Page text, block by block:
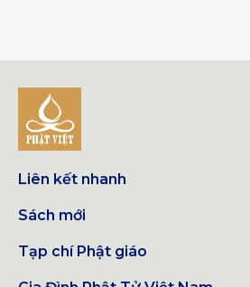
Liên kết nhanh
Sách mới
Tạp chí Phật giáo